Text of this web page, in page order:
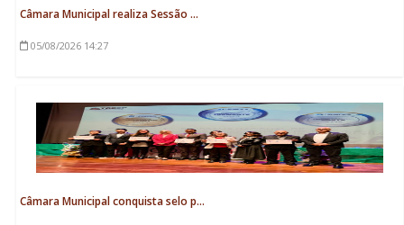
Câmara Municipal realiza Sessão ...
05/08/2026 14:27
Câmara Municipal conquista selo p...